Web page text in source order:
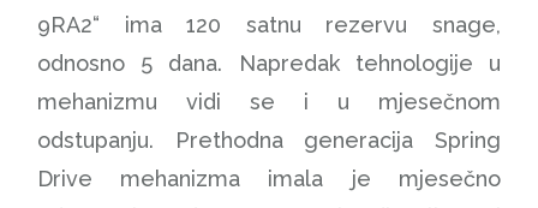
9RA2“ ima 120 satnu rezervu snage,
odnosno 5 dana. Napredak tehnologije u
mehanizmu vidi se i u mjesečnom
odstupanju. Prethodna generacija Spring
Drive mehanizma imala je mjesečno